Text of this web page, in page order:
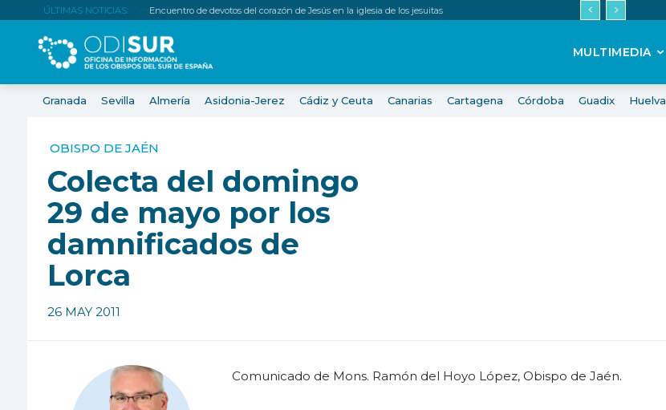
ÚLTIMAS NOTICIAS: Encuentro de devotos del corazón de Jesús en la iglesia de los jesuitas
MULTIMEDIA
Granada Sevilla Almería Asidonia-Jerez Cádiz y Ceuta Canarias Cartagena Córdoba Guadix Huelva
OBISPO DE JAÉN
Colecta del domingo
29 de mayo por los
damnificados de
Lorca
26 MAY 2011
Comunicado de Mons. Ramón del Hoyo López, Obispo de Jaén.